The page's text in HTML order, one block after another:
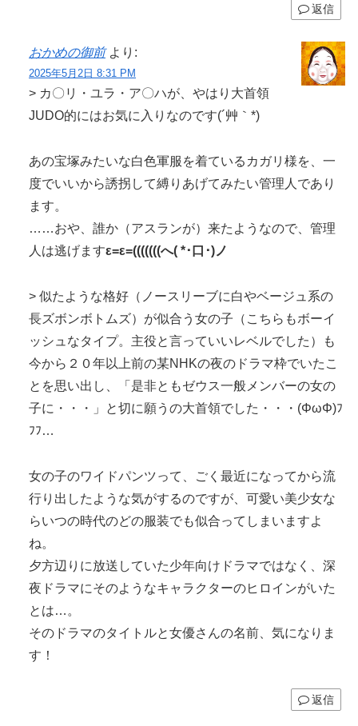
返信
おかめの御前 より:
2025年5月2日 8:31 PM
> カ〇リ・ユラ・ア〇ハが、やはり大首領
JUDO的にはお気に入りなのです(´艸｀*)
あの宝塚みたいな白色軍服を着ているカガリ様を、一
度でいいから誘拐して縛りあげてみたい管理人であり
ます。
……おや、誰か（アスランが）来たようなので、管理
人は逃げますε=ε=(((((((へ( *･口･)ノ
> 似たような格好（ノースリーブに白やベージュ系の
長ズボンボトムズ）が似合う女の子（こちらもボーイ
ッシュなタイプ。主役と言っていいレベルでした）も
今から２０年以上前の某NHKの夜のドラマ枠でいたこ
とを思い出し、「是非ともゼウス一般メンバーの女の
子に・・・」と切に願うの大首領でした・・・(ΦωΦ)ﾌ
ﾌﾌ…
女の子のワイドパンツって、ごく最近になってから流
行り出したような気がするのですが、可愛い美少女な
らいつの時代のどの服装でも似合ってしまいますよ
ね。
夕方辺りに放送していた少年向けドラマではなく、深
夜ドラマにそのようなキャラクターのヒロインがいた
とは…。
そのドラマのタイトルと女優さんの名前、気になりま
す！
返信